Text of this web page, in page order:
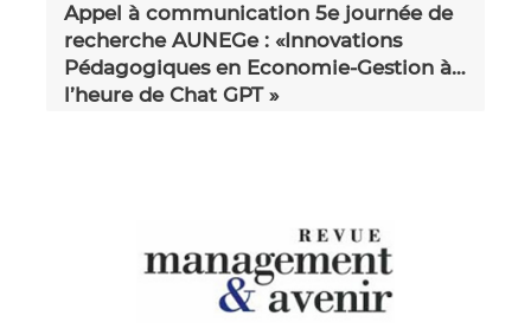
Appel à communication 5e journée de
recherche AUNEGe : «Innovations
Pédagogiques en Economie-Gestion à
l’heure de Chat GPT »